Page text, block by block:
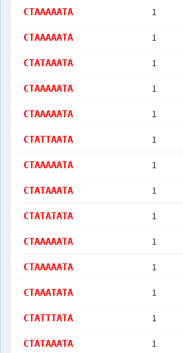
CTAAAAATA 1
CTAAAAATA 1
CTATAAATA 1
CTAAAAATA 1
CTAAAAATA 1
CTATTAATA 1
CTAAAAATA 1
CTATAAATA 1
CTATATATA 1
CTAAAAATA 1
CTAAAAATA 1
CTAAATATA 1
CTATTTATA 1
CTATAAATA 1